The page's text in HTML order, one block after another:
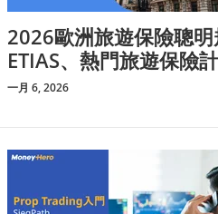
2026歐洲旅遊保險聰明
ETIAS、熱門旅遊保險
一月 6, 2026